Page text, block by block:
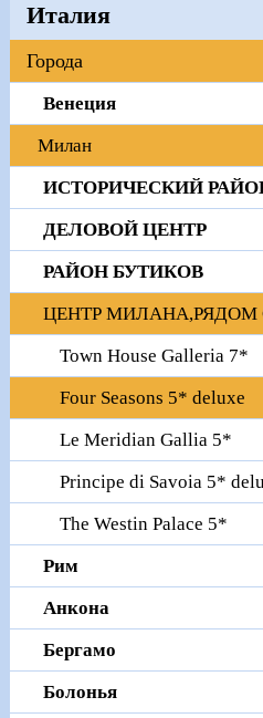
Италия
Города
Венеция
Милан
ИСТОРИЧЕСКИЙ
ДЕЛОВОЙ ЦЕНТР
РАЙОН БУТИКОВ
ЦЕНТР
Town House Galleria 7*
Four Seasons 5* deluxe
Le Meridian Gallia 5*
Principe di Savoia 5*
The Westin Palace 5*
Рим
Анкона
Бергамо
Болонья